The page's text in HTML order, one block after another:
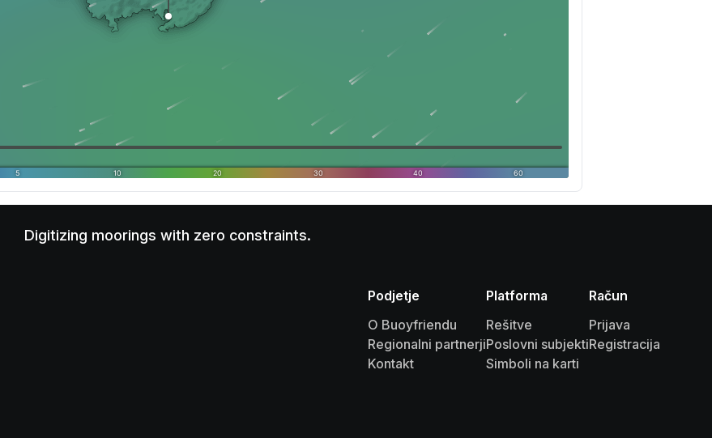
Digitizing moorings with zero constraints.
Podjetje
O Buoyfriendu
Regionalni partnerji
Kontakt
Platforma
Rešitve
Poslovni subjekti
Simboli na karti
Račun
Prijava
Registracija